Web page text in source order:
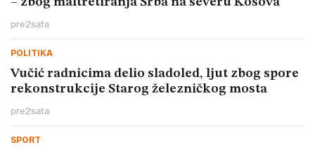
pre2sata
POLITIKA
Vučić radnicima delio sladoled, ljut zbog spore
rekonstrukcije Starog železničkog mosta
pre2sata
SPORT